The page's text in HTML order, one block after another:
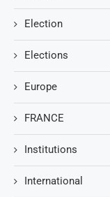
Election
Elections
Europe
FRANCE
Institutions
International